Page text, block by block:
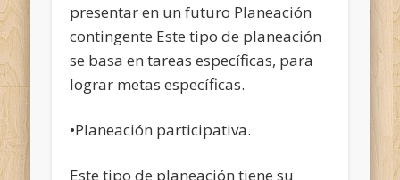
presentar en un futuro Planeación
contingente Este tipo de planeación
se basa en tareas específicas, para
lograr metas específicas.
•Planeación participativa.
Este tipo de planeación tiene su